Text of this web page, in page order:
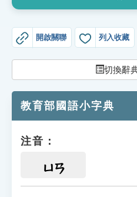
開啟關聯 列入收藏
切換辭
教育部國語小字典
注音：
ㄩㄢ